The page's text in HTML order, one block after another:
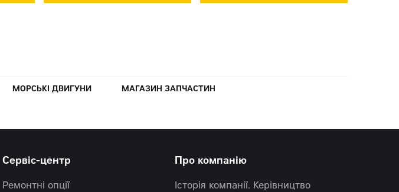
МОРСЬКІ ДВИГУНИ МАГАЗИН ЗАПЧАСТИН
Сервіс-центр
Ремонтні опції
Про компанію
Історія компанії. Керівництво